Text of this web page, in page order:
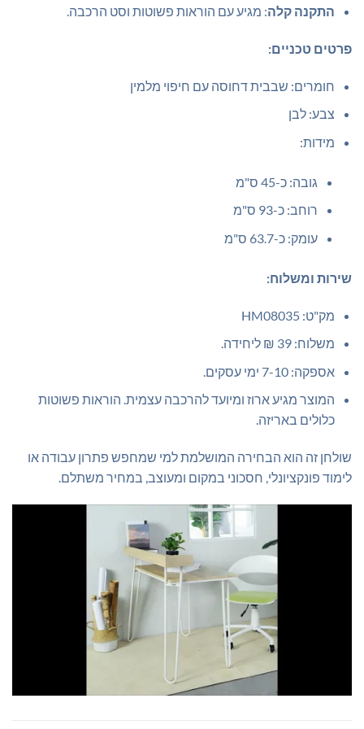
התקנה קלה: מגיע עם הוראות פשוטות וסט הרכבה.
פרטים טכניים:
חומרים: שבבית דחוסה עם חיפוי מלמין
צבע: לבן
מידות:
גובה: כ-45 ס"מ
רוחב: כ-93 ס"מ
עומק: כ-63.7 ס"מ
שירות ומשלוח:
מק"ט: HM08035
משלוח: 39 ₪ ליחידה.
אספקה: 7-10 ימי עסקים.
המוצר מגיע ארוז ומיועד להרכבה עצמית. הוראות פשוטות
כלולים באריזה.
שולחן זה הוא הבחירה המושלמת למי שמחפש פתרון עבודה או
לימוד פונקציונלי, חסכוני במקום ומעוצב, במחיר משתלם.